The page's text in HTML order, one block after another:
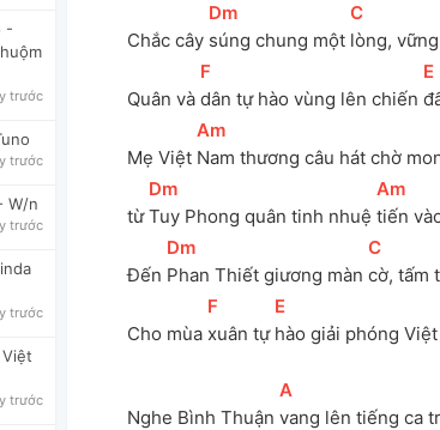
-
trước
trước
W/n
trước
trước
trước
Chắc cây
[Dm
súng chung một
[
C
lòng,
Quân và
[F
dân tự hào vùng lên chiến
[E
Mẹ Việt
[
Am
Nam thương câu hát chờ
từ
[Dm
Tuy Phong quân tinh nhuệ
[
Am
tiến
Đến
[Dm
Phan Thiết giương màn
[
C
cờ, tấm
Cho mùa
[F
xuân tự
[E
hào giải phóng Việt
Nghe Bình Thuận
[
A
vang lên tiếng ca